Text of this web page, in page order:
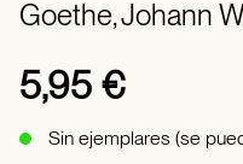
Goethe, Johann
5,95 €
Sin ejemplares (se